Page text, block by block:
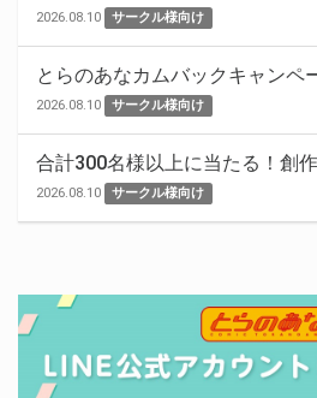
2026.08.10 サークル様向け
とらのあなカムバックキャンペ
2026.08.10 サークル様向け
合計300名様以上に当たる！創
2026.08.10 サークル様向け